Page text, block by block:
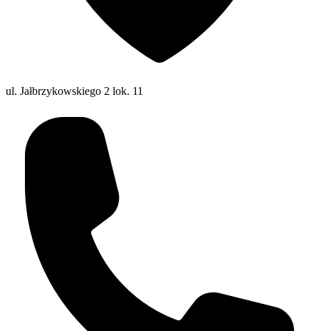
ul. Jałbrzykowskiego 2 lok. 11